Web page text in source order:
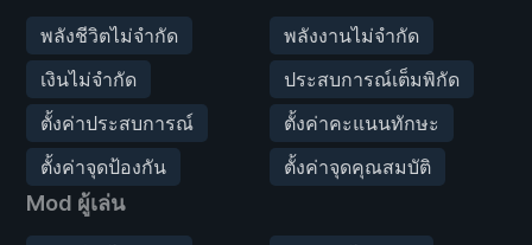
พลังชีวิตไม่จำกัด
พลังงานไม่จำกัด
เงินไม่จำกัด
ประสบการณ์เต็มพิกัด
ตั้งค่าประสบการณ์
ตั้งค่าคะแนนทักษะ
ตั้งค่าจุดป้องกัน
ตั้งค่าจุดคุณสมบัติ
Mod ผู้เล่น